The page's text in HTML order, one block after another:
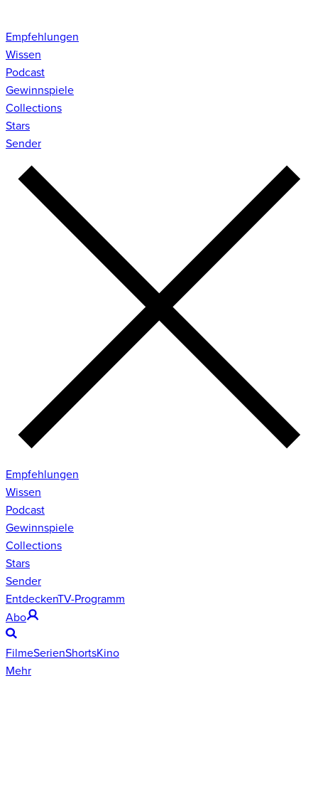
Empfehlungen
Wissen
Podcast
Gewinnspiele
Collections
Stars
Sender
Empfehlungen
Wissen
Podcast
Gewinnspiele
Collections
Stars
Sender
EntdeckenTV-Programm
Abo
FilmeSerienShortsKino
Mehr